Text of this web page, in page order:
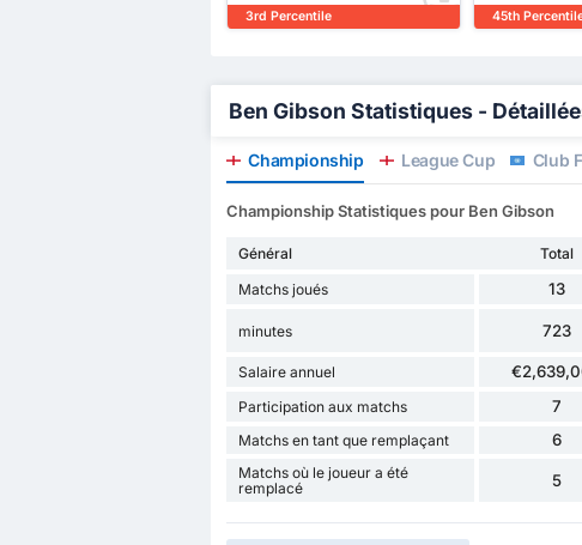
3rd Percentile
45th
Ben Gibson Statistiques -
Championship League Cup Club
Championship Statistiques pour Ben Gibson
Général Total
Matchs joués
13
minutes 723
Salaire annuel
Participation aux matchs 7
Matchs en tant que remplaçant 6
Matchs où le joueur a été
remplacé
5